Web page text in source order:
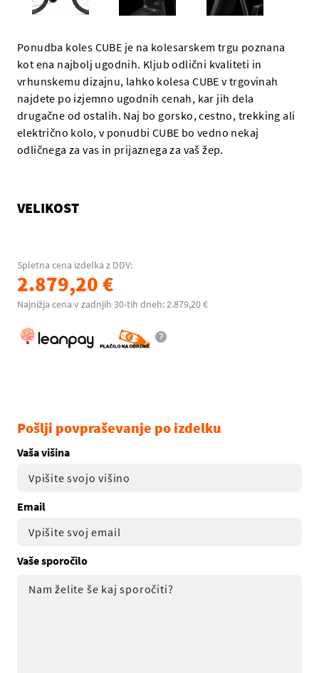
Ponudba koles CUBE je na kolesarskem trgu poznana
kot ena najbolj ugodnih. Kljub odlični kvaliteti in
vrhunskemu dizajnu, lahko kolesa CUBE v trgovinah
najdete po izjemno ugodnih cenah, kar jih dela
drugačne od ostalih. Naj bo gorsko, cestno, trekking ali
električno kolo, v ponudbi CUBE bo vedno nekaj
odličnega za vas in prijaznega za vaš žep.
VELIKOST
Spletna cena izdelka z DDV:
2.879,20 €
Najnižja cena v zadnjih 30-tih dneh: 2.879,20 €
Pošlji povpraševanje po izdelku
Vaša višina
Email
Vaše sporočilo